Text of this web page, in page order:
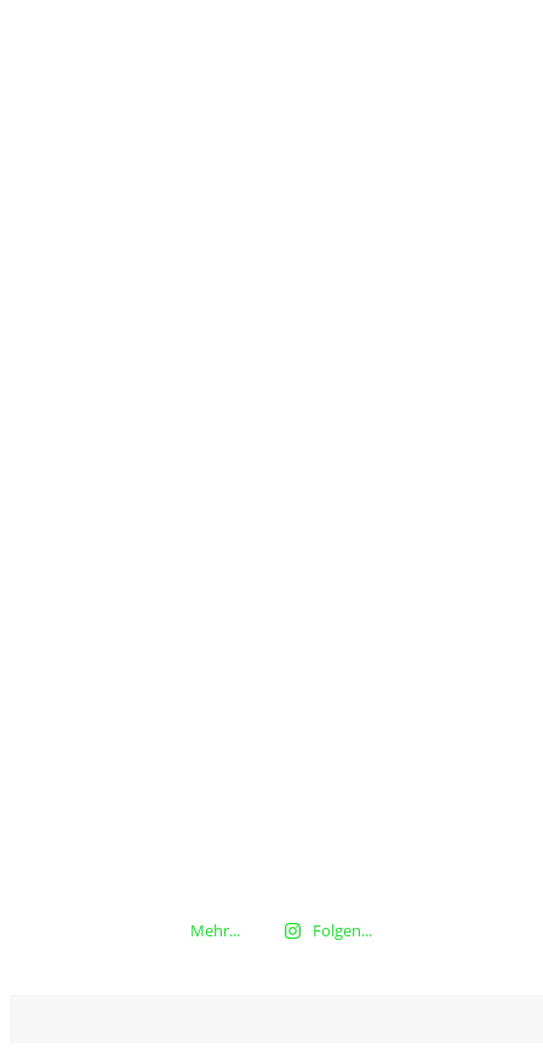
Mehr... Folgen...